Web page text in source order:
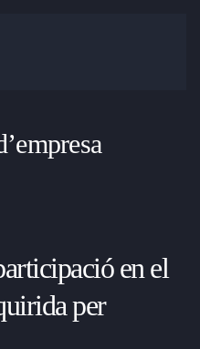
en el
per